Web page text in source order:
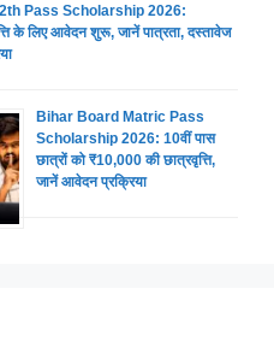
Pass Scholarship 2026:
के लिए आवेदन शुरू, जानें पात्रता, दस्तावेज
Bihar Board Matric Pass
Scholarship 2026: 10वीं पास
छात्रों को ₹10,000 की छात्रवृत्ति,
जानें आवेदन प्रक्रिया